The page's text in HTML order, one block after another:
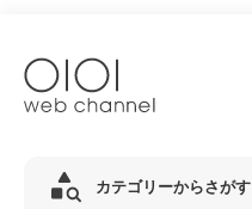
カテゴリーからさがす